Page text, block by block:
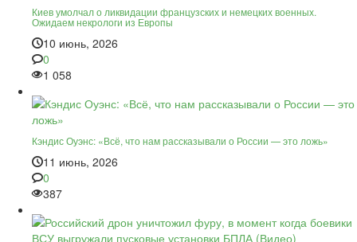
Киев умолчал о ликвидации французских и немецких военных.
Ожидаем некрологи из Европы
10 июнь, 2026
0
1 058
Кэндис Оуэнс: «Всё, что нам рассказывали о России — это ложь»
11 июнь, 2026
0
387